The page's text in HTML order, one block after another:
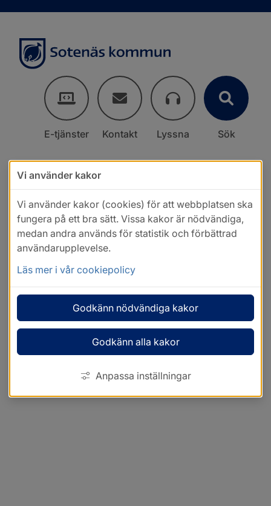
E-tjänster Kontakt Lyssna Sök
Vi använder kakor
Vi använder kakor (cookies) för att webbplatsen ska
fungera på ett bra sätt. Vissa kakor är nödvändiga,
medan andra används för statistik och förbättrad
användarupplevelse.
Läs mer i vår cookiepolicy
Godkänn nödvändiga kakor
Godkänn alla kakor
Anpassa inställningar